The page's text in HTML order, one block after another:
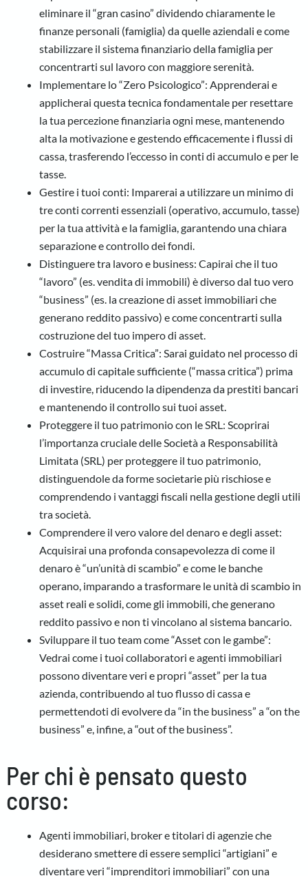
eliminare il “gran casino” dividendo chiaramente le
finanze personali (famiglia) da quelle aziendali e come
stabilizzare il sistema finanziario della famiglia per
concentrarti sul lavoro con maggiore serenità.
Implementare lo “Zero Psicologico”: Apprenderai e
applicherai questa tecnica fondamentale per resettare
la tua percezione finanziaria ogni mese, mantenendo
alta la motivazione e gestendo efficacemente i flussi di
cassa, trasferendo l’eccesso in conti di accumulo e per le
tasse.
Gestire i tuoi conti: Imparerai a utilizzare un minimo di
tre conti correnti essenziali (operativo, accumulo, tasse)
per la tua attività e la famiglia, garantendo una chiara
separazione e controllo dei fondi.
Distinguere tra lavoro e business: Capirai che il tuo
“lavoro” (es. vendita di immobili) è diverso dal tuo vero
“business” (es. la creazione di asset immobiliari che
generano reddito passivo) e come concentrarti sulla
costruzione del tuo impero di asset.
Costruire “Massa Critica”: Sarai guidato nel processo di
accumulo di capitale sufficiente (“massa critica”) prima
di investire, riducendo la dipendenza da prestiti bancari
e mantenendo il controllo sui tuoi asset.
Proteggere il tuo patrimonio con le SRL: Scoprirai
l’importanza cruciale delle Società a Responsabilità
Limitata (SRL) per proteggere il tuo patrimonio,
distinguendole da forme societarie più rischiose e
comprendendo i vantaggi fiscali nella gestione degli utili
tra società.
Comprendere il vero valore del denaro e degli asset:
Acquisirai una profonda consapevolezza di come il
denaro è “un’unità di scambio” e come le banche
operano, imparando a trasformare le unità di scambio in
asset reali e solidi, come gli immobili, che generano
reddito passivo e non ti vincolano al sistema bancario.
Sviluppare il tuo team come “Asset con le gambe”:
Vedrai come i tuoi collaboratori e agenti immobiliari
possono diventare veri e propri “asset” per la tua
azienda, contribuendo al tuo flusso di cassa e
permettendoti di evolvere da “in the business” a “on the
business” e, infine, a “out of the business”.
Per chi è pensato questo
corso:
Agenti immobiliari, broker e titolari di agenzie che
desiderano smettere di essere semplici “artigiani” e
diventare veri “imprenditori immobiliari” con una